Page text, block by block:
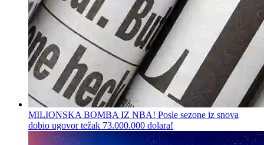
MILIONSKA BOMBA IZ NBA! Posle sezone iz snova
dobio ugovor težak 73.000.000 dolara!